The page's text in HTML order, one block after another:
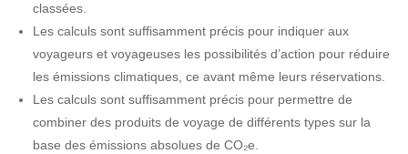
classées.
Les calculs sont suffisamment précis pour indiquer aux
voyageurs et voyageuses les possibilités d’action pour réduire
les émissions climatiques, ce avant même leurs réservations.
Les calculs sont suffisamment précis pour permettre de
combiner des produits de voyage de différents types sur la
base des émissions absolues de CO₂e.